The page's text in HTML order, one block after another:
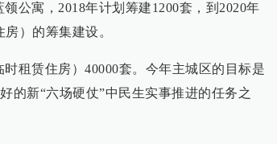
公寓，2018年计划筹建1200套，到2020年
）的筹集建设。
租赁住房）40000套。今年主城区的目标是
的新“六场硬仗”中民生实事推进的任务之